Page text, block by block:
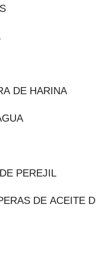
DE HARINA
PEREJIL
DE ACEITE